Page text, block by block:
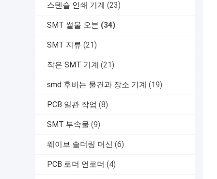
스텐슬 인쇄 기계 (23)
SMT 썰물 오븐 (34)
SMT 지류 (21)
작은 SMT 기계 (21)
smd 후비는 물건과 장소 기계 (19)
PCB 일관 작업 (8)
SMT 부속물 (9)
웨이브 솔더링 머신 (6)
PCB 로더 언로더 (4)